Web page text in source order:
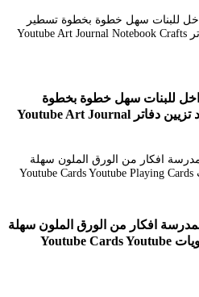
للبنات سهل خطوة بخطوة
تسطير الكراسة على شكل ورد تزيين دفاتر Youtube Art Journal
افكار من الورق الملون سهلة
وبسيطة اعمال يدوية فنية مطويات Youtube Cards Youtube